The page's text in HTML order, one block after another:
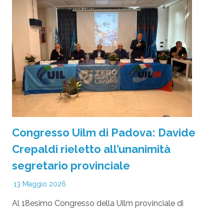
Congresso Uilm di Padova: Davide
Crepaldi rieletto all’unanimità
segretario provinciale
13 Maggio 2026
Al 18esimo Congresso della Uilm provinciale di